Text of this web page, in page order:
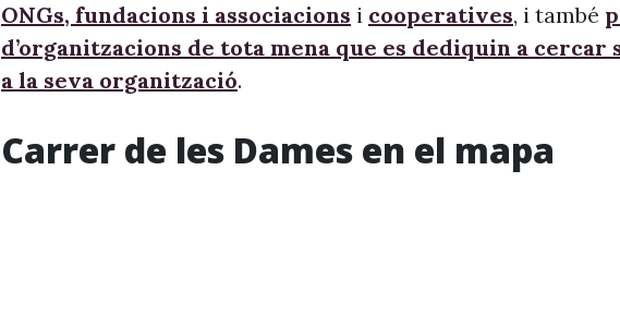
ONGs, fundacions i associacions i cooperatives, i també
d’organitzacions de tota mena que es dediquin a cercar
a la seva organització.
Carrer de les Dames en el mapa